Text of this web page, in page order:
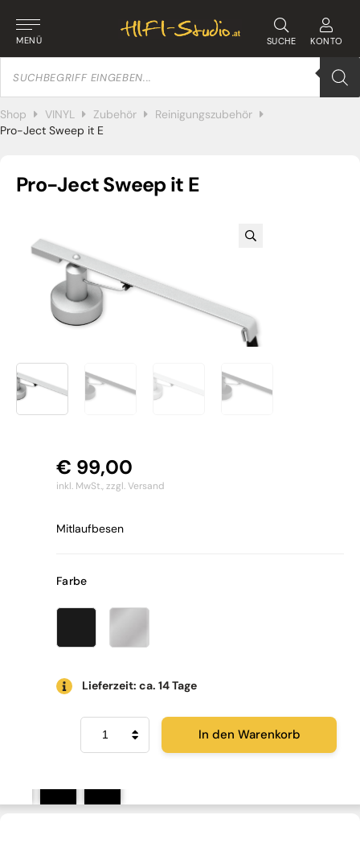
MENÜ SUCHE KONTO
Products
search
Shop VINYL Zubehör
Reinigungszubehör
Pro-Ject Sweep it E
Pro-Ject Sweep it E
€ 99,00
inkl. MwSt.,zzgl. Versand
Mitlaufbesen
Farbe
Lieferzeit: ca. 14 Tage
Pro-
Sweep
In den Warenkorb